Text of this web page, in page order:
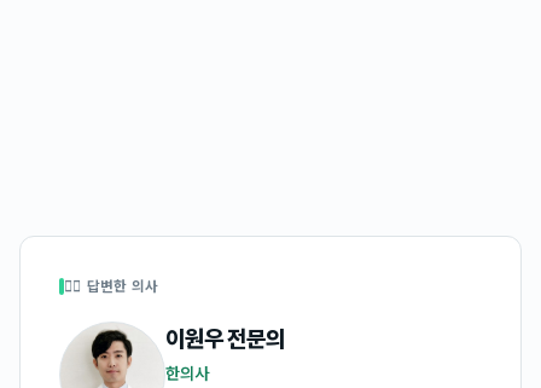
👩‍⚕️ 답변한 의사
이원우전문의
한의사